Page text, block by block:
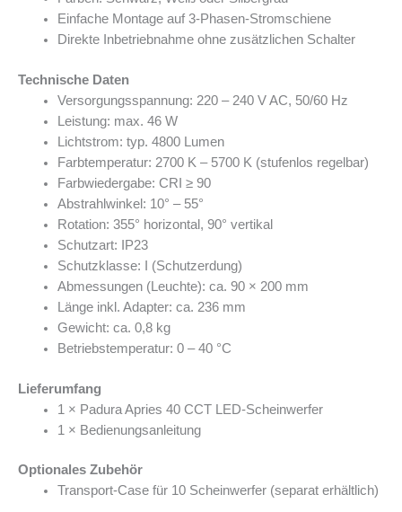
Einfache Montage auf 3-Phasen-Stromschiene
Direkte Inbetriebnahme ohne zusätzlichen Schalter
Technische Daten
Versorgungsspannung: 220 – 240 V AC, 50/60 Hz
Leistung: max. 46 W
Lichtstrom: typ. 4800 Lumen
Farbtemperatur: 2700 K – 5700 K (stufenlos regelbar)
Farbwiedergabe: CRI ≥ 90
Abstrahlwinkel: 10° – 55°
Rotation: 355° horizontal, 90° vertikal
Schutzart: IP23
Schutzklasse: I (Schutzerdung)
Abmessungen (Leuchte): ca. 90 × 200 mm
Länge inkl. Adapter: ca. 236 mm
Gewicht: ca. 0,8 kg
Betriebstemperatur: 0 – 40 °C
Lieferumfang
1 × Padura Apries 40 CCT LED-Scheinwerfer
1 × Bedienungsanleitung
Optionales Zubehör
Transport-Case für 10 Scheinwerfer (separat erhältlich)